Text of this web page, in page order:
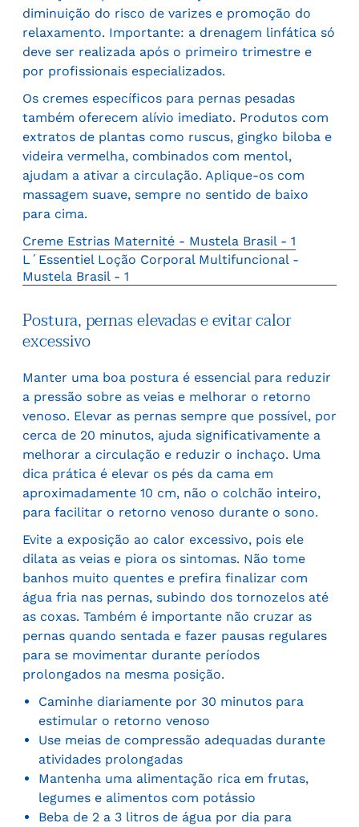
diminuição do risco de varizes e promoção do
relaxamento. Importante: a drenagem linfática só
deve ser realizada após o primeiro trimestre e
por profissionais especializados.
Os cremes específicos para pernas pesadas
também oferecem alívio imediato. Produtos com
extratos de plantas como ruscus, gingko biloba e
videira vermelha, combinados com mentol,
ajudam a ativar a circulação. Aplique-os com
massagem suave, sempre no sentido de baixo
para cima.
Creme Estrias Maternité - Mustela Brasil - 1
L´Essentiel Loção Corporal Multifuncional -
Mustela Brasil - 1
Postura, pernas elevadas e evitar calor
excessivo
Manter uma boa postura é essencial para reduzir
a pressão sobre as veias e melhorar o retorno
venoso. Elevar as pernas sempre que possível, por
cerca de 20 minutos, ajuda significativamente a
melhorar a circulação e reduzir o inchaço. Uma
dica prática é elevar os pés da cama em
aproximadamente 10 cm, não o colchão inteiro,
para facilitar o retorno venoso durante o sono.
Evite a exposição ao calor excessivo, pois ele
dilata as veias e piora os sintomas. Não tome
banhos muito quentes e prefira finalizar com
água fria nas pernas, subindo dos tornozelos até
as coxas. Também é importante não cruzar as
pernas quando sentada e fazer pausas regulares
para se movimentar durante períodos
prolongados na mesma posição.
Caminhe diariamente por 30 minutos para
estimular o retorno venoso
Use meias de compressão adequadas durante
atividades prolongadas
Mantenha uma alimentação rica em frutas,
legumes e alimentos com potássio
Beba de 2 a 3 litros de água por dia para